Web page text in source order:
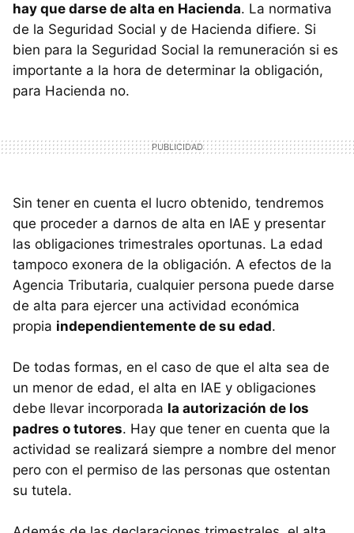
hay que darse de alta en Hacienda. La normativa
de la Seguridad Social y de Hacienda difiere. Si
bien para la Seguridad Social la remuneración si es
importante a la hora de determinar la obligación,
para Hacienda no.
Sin tener en cuenta el lucro obtenido, tendremos
que proceder a darnos de alta en IAE y presentar
las obligaciones trimestrales oportunas. La edad
tampoco exonera de la obligación. A efectos de la
Agencia Tributaria, cualquier persona puede darse
de alta para ejercer una actividad económica
propia independientemente de su edad.
De todas formas, en el caso de que el alta sea de
un menor de edad, el alta en IAE y obligaciones
debe llevar incorporada la autorización de los
padres o tutores. Hay que tener en cuenta que la
actividad se realizará siempre a nombre del menor
pero con el permiso de las personas que ostentan
su tutela.